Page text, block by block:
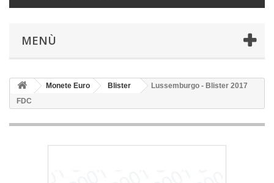
MENÙ
Monete Euro Blister
Lussemburgo - Blister 2017
FDC